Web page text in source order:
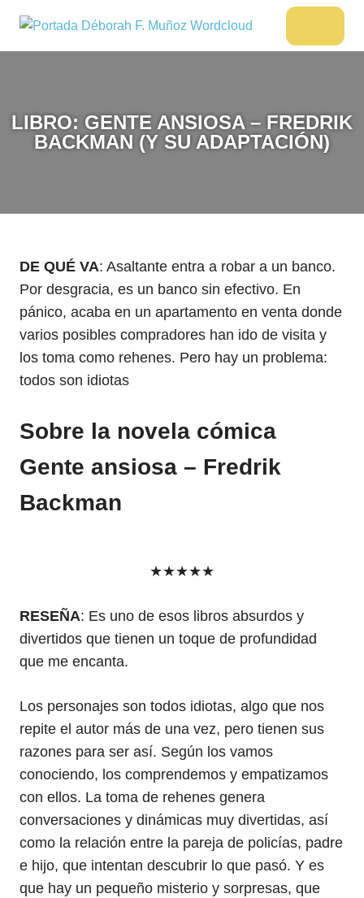
contenido
DÉBORAH
viajes
y
más
LIBRO: GENTE ANSIOSA – FREDRIK
BACKMAN (Y SU ADAPTACIÓN)
DE QUÉ VA: Asaltante entra a robar a un banco.
Por desgracia, es un banco sin efectivo. En
pánico, acaba en un apartamento en venta donde
varios posibles compradores han ido de visita y
los toma como rehenes. Pero hay un problema:
todos son idiotas
Sobre la novela cómica
Gente ansiosa – Fredrik
Backman
★★★★★
RESEÑA: Es uno de esos libros absurdos y
divertidos que tienen un toque de profundidad
que me encanta.
Los personajes son todos idiotas, algo que nos
repite el autor más de una vez, pero tienen sus
razones para ser así. Según los vamos
conociendo, los comprendemos y empatizamos
con ellos. La toma de rehenes genera
conversaciones y dinámicas muy divertidas, así
como la relación entre la pareja de policías, padre
e hijo, que intentan descubrir lo que pasó. Y es
que hay un pequeño misterio y sorpresas, que